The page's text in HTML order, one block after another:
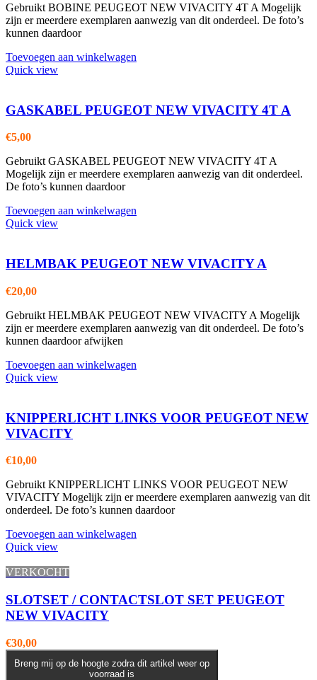
Gebruikt BOBINE PEUGEOT NEW VIVACITY 4T A Mogelijk
zijn er meerdere exemplaren aanwezig van dit onderdeel. De foto’s
kunnen daardoor
Toevoegen aan winkelwagen
Quick view
GASKABEL PEUGEOT NEW VIVACITY 4T A
€5,00
Gebruikt GASKABEL PEUGEOT NEW VIVACITY 4T A
Mogelijk zijn er meerdere exemplaren aanwezig van dit onderdeel.
De foto’s kunnen daardoor
Toevoegen aan winkelwagen
Quick view
HELMBAK PEUGEOT NEW VIVACITY A
€20,00
Gebruikt HELMBAK PEUGEOT NEW VIVACITY A Mogelijk
zijn er meerdere exemplaren aanwezig van dit onderdeel. De foto’s
kunnen daardoor afwijken
Toevoegen aan winkelwagen
Quick view
KNIPPERLICHT LINKS VOOR PEUGEOT NEW
VIVACITY
€10,00
Gebruikt KNIPPERLICHT LINKS VOOR PEUGEOT NEW
VIVACITY Mogelijk zijn er meerdere exemplaren aanwezig van dit
onderdeel. De foto’s kunnen daardoor
Toevoegen aan winkelwagen
Quick view
VERKOCHT
SLOTSET / CONTACTSLOT SET PEUGEOT
NEW VIVACITY
€30,00
Breng mij op de hoogte zodra dit artikel weer op
voorraad is